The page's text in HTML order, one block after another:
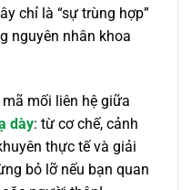
chỉ là “sự trùng hợp”
nguyên nhân khoa
mối liên hệ giữa
dày: từ cơ chế, cảnh
thực tế và giải
bỏ lỡ nếu bạn quan